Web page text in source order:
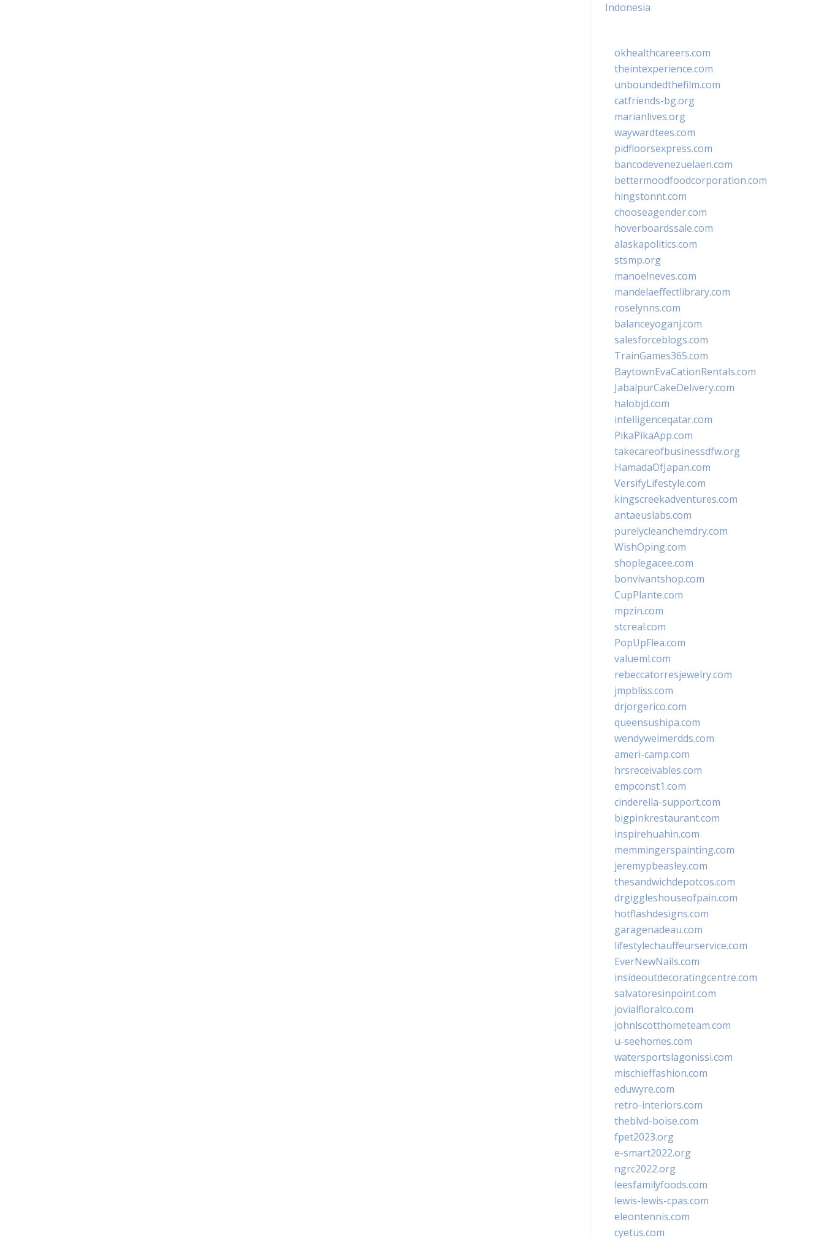
Indonesia
okhealthcareers.com
theintexperience.com
unboundedthefilm.com
catfriends-bg.org
marianlives.org
waywardtees.com
pidfloorsexpress.com
bancodevenezuelaen.com
bettermoodfoodcorporation.com
hingstonnt.com
chooseagender.com
hoverboardssale.com
alaskapolitics.com
stsmp.org
manoelneves.com
mandelaeffectlibrary.com
roselynns.com
balanceyoganj.com
salesforceblogs.com
TrainGames365.com
BaytownEvaCationRentals.com
JabalpurCakeDelivery.com
halobjd.com
intelligenceqatar.com
PikaPikaApp.com
takecareofbusinessdfw.org
HamadaOfJapan.com
VersifyLifestyle.com
kingscreekadventures.com
antaeuslabs.com
purelycleanchemdry.com
WishOping.com
shoplegacee.com
bonvivantshop.com
CupPlante.com
mpzin.com
stcreal.com
PopUpFlea.com
valueml.com
rebeccatorresjewelry.com
jmpbliss.com
drjorgerico.com
queensushipa.com
wendyweimerdds.com
ameri-camp.com
hrsreceivables.com
empconst1.com
cinderella-support.com
bigpinkrestaurant.com
inspirehuahin.com
memmingerspainting.com
jeremypbeasley.com
thesandwichdepotcos.com
drgiggleshouseofpain.com
hotflashdesigns.com
garagenadeau.com
lifestylechauffeurservice.com
EverNewNails.com
insideoutdecoratingcentre.com
salvatoresinpoint.com
jovialfloralco.com
johnlscotthometeam.com
u-seehomes.com
watersportslagonissi.com
mischieffashion.com
eduwyre.com
retro-interiors.com
theblvd-boise.com
fpet2023.org
e-smart2022.org
ngrc2022.org
leesfamilyfoods.com
lewis-lewis-cpas.com
eleontennis.com
cyetus.com